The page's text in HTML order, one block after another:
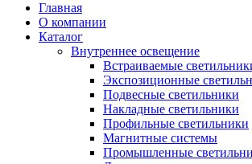
Главная
О компании
Каталог
Внутреннее освещение
Встраиваемые
Экспозиционные
Подвесные светильники
Накладные светильники
Профильные светильники
Магнитные системы
Промышленные